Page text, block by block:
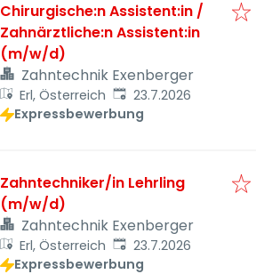
Chirurgische:n Assistent:in /
Zahnärztliche:n Assistent:in
(m/w/d)
Zahntechnik Exenberger
Erl, Österreich Veröffentlicht
23.7.2026
Expressbewerbung
Zahntechniker/in Lehrling
(m/w/d)
Zahntechnik Exenberger
Erl, Österreich Veröffentlicht
23.7.2026
Expressbewerbung